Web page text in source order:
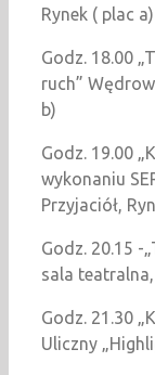
Rynek ( plac a)
Godz. 18.00
ruch”
b)
Godz. 19.00
wykonaniu
Przyjaciół,
Godz. 20.15 -
sala
Godz. 21.30
Uliczny